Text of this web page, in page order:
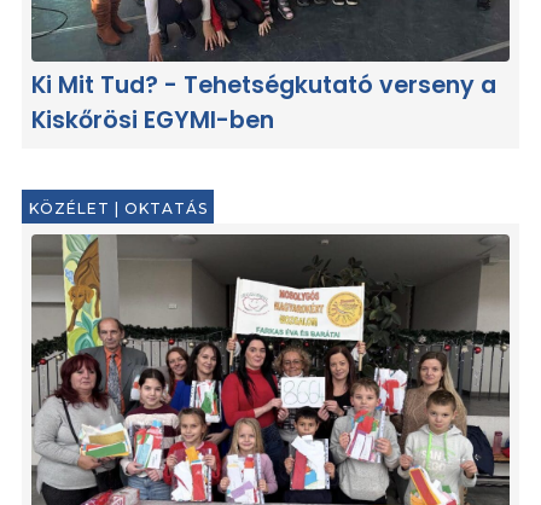
Ki Mit Tud? - Tehetségkutató verseny a
Kiskőrösi EGYMI-ben
KÖZÉLET OKTATÁS